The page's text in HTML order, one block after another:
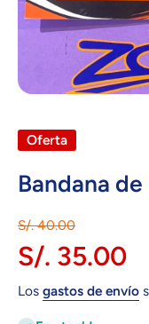
Oferta
Bandana
S/. 40.00
S/. 35.00
Los gastos de envío